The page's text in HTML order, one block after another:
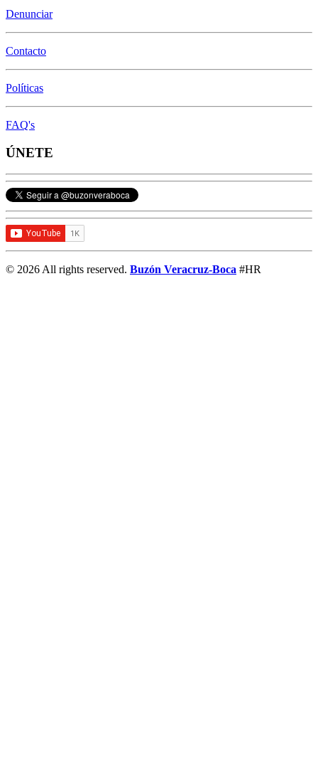
Denunciar
Contacto
Políticas
FAQ's
ÚNETE
© 2026 All rights reserved. Buzón Veracruz-Boca #HR